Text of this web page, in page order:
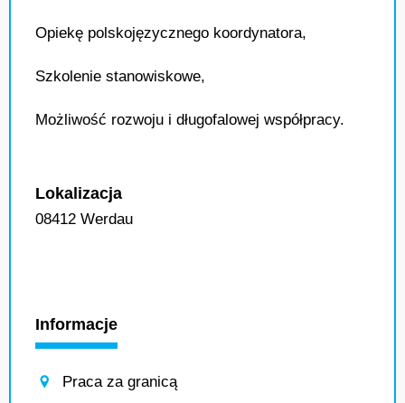
Opiekę polskojęzycznego koordynatora,
Szkolenie stanowiskowe,
Możliwość rozwoju i długofalowej współpracy.
Lokalizacja
08412 Werdau
Informacje
Praca za granicą